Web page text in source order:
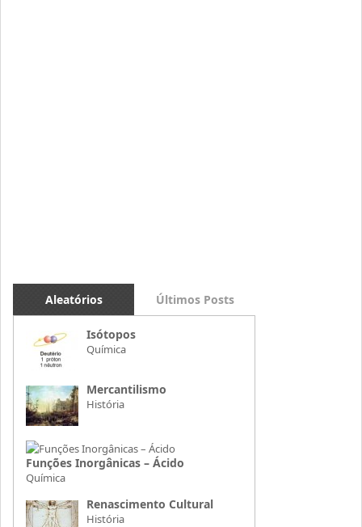
Aleatórios Últimos Posts
Isótopos
Química
Mercantilismo
História
Funções Inorgânicas – Ácido
Química
Renascimento Cultural
História